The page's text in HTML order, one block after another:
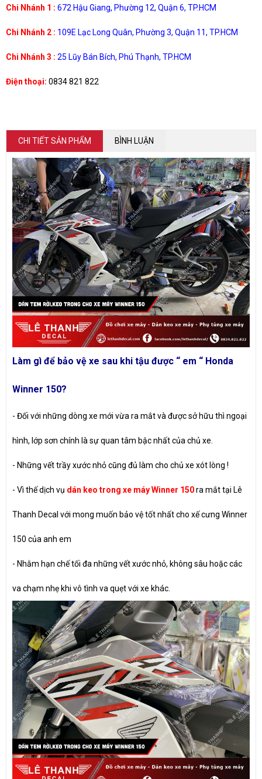
Chi Nhánh 1 : 672 Hậu Giang, Phường 12, Quận 6, TP.HCM
Chi Nhánh 2 : 109E Lạc Long Quân, Phường 3, Quận 11, TP.HCM
Chi Nhánh 3 : 25 Lũy Bán Bích, Phú Thạnh, TP.HCM
Điện thoại: 0834 821 822
CHI TIẾT SẢN PHẨM BÌNH LUẬN
Làm gì để bảo vệ xe sau khi tậu được “ em “ Honda
Winner 150?
- Đối với những dòng xe mới vừa ra mắt và được sở hữu thì ngoại
hình, lớp sơn chính là sự quan tâm bậc nhất của chủ xe.
- Những vết trầy xước nhỏ cũng đủ làm cho chủ xe xót lòng !
- Vì thế dịch vụ dán keo trong xe máy Winner 150ra mắt tại Lê
Thanh Decal với mong muốn bảo vệ tốt nhất cho xế cưng Winner
150 của anh em
- Nhằm hạn chế tối đa những vết xước nhỏ, không sâu hoặc các
va chạm nhẹ khi vô tình va quẹt với xe khác.